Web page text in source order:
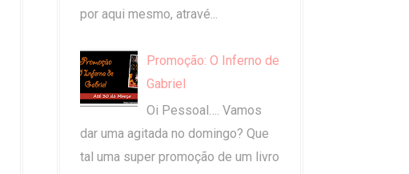
por aqui mesmo, atravé...
Promoção: O Inferno de
Gabriel
Oi Pessoal…. Vamos
dar uma agitada no domingo? Que
tal uma super promoção de um livro